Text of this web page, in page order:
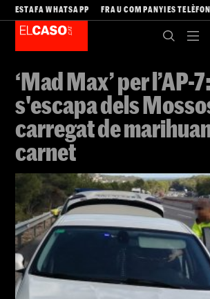
ESTAFA WHATSAPP FRAU COMPANYIES TELÈFON
‘Mad Max’ per l’AP-7:
s'escapa dels
carregat de
carnet